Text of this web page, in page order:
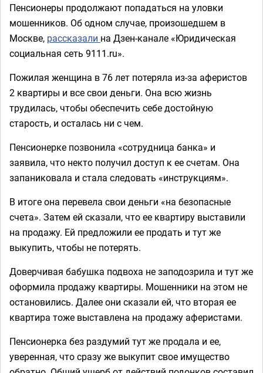
Пенсионеры продолжают попадаться на уловки
мошенников. Об одном случае, произошедшем в
Москве, рассказали на Дзен-канале «Юридическая
социальная сеть 9111.ru».
Пожилая женщина в 76 лет потеряла из-за аферистов
2 квартиры и все свои деньги. Она всю жизнь
трудилась, чтобы обеспечить себе достойную
старость, и осталась ни с чем.
Пенсионерке позвонила «сотрудница банка» и
заявила, что некто получил доступ к ее счетам. Она
запаниковала и стала следовать «инструкциям».
В итоге она перевела свои деньги «на безопасные
счета». Затем ей сказали, что ее квартиру выставили
на продажу. Ей предложили ее продать и тут же
выкупить, чтобы не потерять.
Доверчивая бабушка подвоха не заподозрила и тут же
оформила продажу квартиры. Мошенники на этом не
остановились. Далее они сказали ей, что вторая ее
квартира тоже выставлена на продажу аферистами.
Пенсионерка без раздумий тут же продала и ее,
уверенная, что сразу же выкупит свое имущество